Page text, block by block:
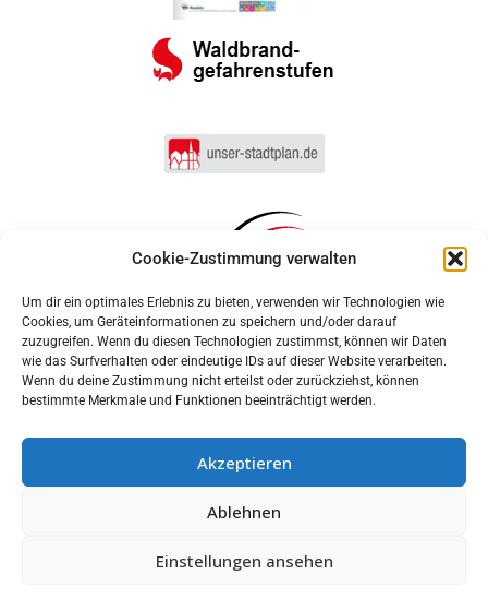
Cookie-Zustimmung verwalten
Um dir ein optimales Erlebnis zu bieten, verwenden wir Technologien wie
Cookies, um Geräteinformationen zu speichern und/oder darauf
zuzugreifen. Wenn du diesen Technologien zustimmst, können wir Daten
wie das Surfverhalten oder eindeutige IDs auf dieser Website verarbeiten.
Wenn du deine Zustimmung nicht erteilst oder zurückziehst, können
bestimmte Merkmale und Funktionen beeinträchtigt werden.
Akzeptieren
Ablehnen
Einstellungen ansehen
Anmelden
Barrierefreiheit
Nachrichten